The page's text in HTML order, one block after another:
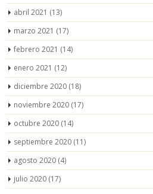
abril 2021 (13)
marzo 2021 (17)
febrero 2021 (14)
enero 2021 (12)
diciembre 2020 (18)
noviembre 2020 (17)
octubre 2020 (14)
septiembre 2020 (11)
agosto 2020 (4)
julio 2020 (17)